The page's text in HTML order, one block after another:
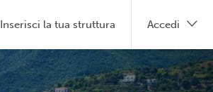
Inserisci la tua struttura Accedi